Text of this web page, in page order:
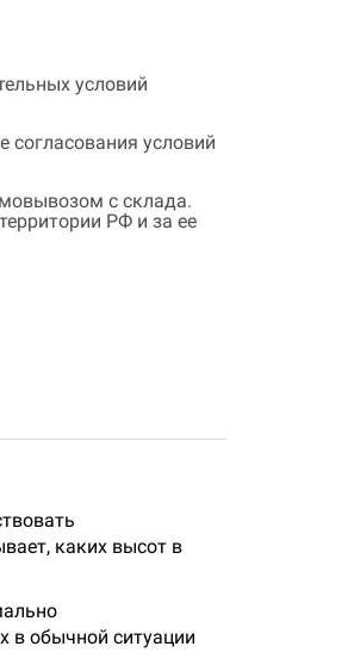
условий
согласования условий
с склада.
РФ и за ее
каких высот в
в обычной ситуации